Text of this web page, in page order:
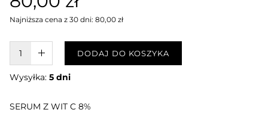
Najniższa cena z 30 dni: 80,00 zł
W KOSZYKU :)DODAJ DO KOSZYKA
Wysyłka:5 dni
SERUM Z WIT C 8%